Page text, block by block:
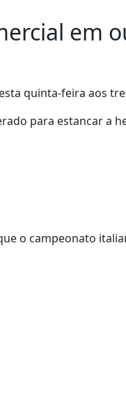
em
quinta-feira aos
para estancar a
o campeonato